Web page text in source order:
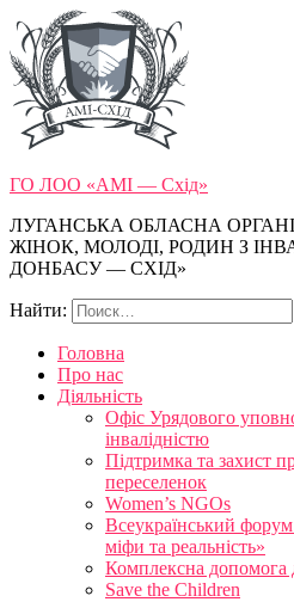
ГО ЛОО «АМІ — Схід»
ЛУГАНСЬКА ОБЛАСНА
ЖІНОК, МОЛОДІ, РОДИН З
ДОНБАСУ — СХІД»
Найти:
Головна
Про нас
Діяльність
Офіс Урядового
інвалідністю
Підтримка та захист
переселенок
Women’s NGOs
Всеукраїнський
міфи та реальність»
Комплексна допомога
Save the Children